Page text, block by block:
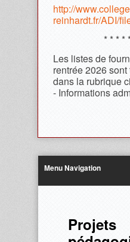
http://
reinhardt.fr/ADI/
* * * *
Les listes de
rentrée 2026
dans la rubrique
- Informations
Menu Navigation
Projets